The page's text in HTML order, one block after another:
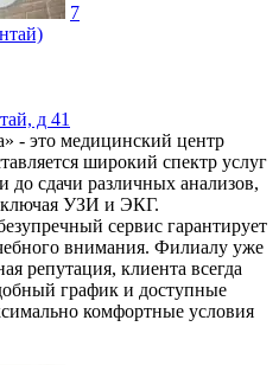
7
д 41
- это медицинский центр
широкий спектр услуг
до сдачи различных анализов,
УЗИ и ЭКГ.
сервис гарантирует
внимания. Филиалу уже
репутация, клиента всегда
график и доступные
комфортные условия